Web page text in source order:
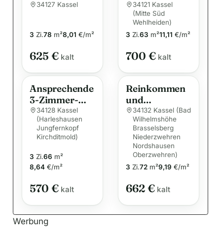
ung im EG –
gelegen
34127 Kassel
3 Zi.78 m²8,01 €/m²
625 € kalt
Wohnung in
zentraler Lage
34121 Kassel
(Mitte Süd
Wehlheiden)
3 Zi.63 m²11,11 €/m²
700 € kalt
Ansprechende
3-Zimmer-
Wohnung
sucht Mieter
34128 Kassel
(Harleshausen
Jungfernkopf
Kirchditmold)
3 Zi.66 m²
8,64 €/m²
570 € kalt
Reinkommen
und
Wohlfühlen:
gut
geschnittene
3-Zimmer-
Wohnung
34132 Kassel (Bad
Wilhelmshöhe
Brasselsberg
Niederzwehren
Nordshausen
Oberzwehren)
3 Zi.72 m²9,19 €/m²
662 € kalt
Werbung